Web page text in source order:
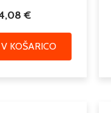
€
KOŠARICO